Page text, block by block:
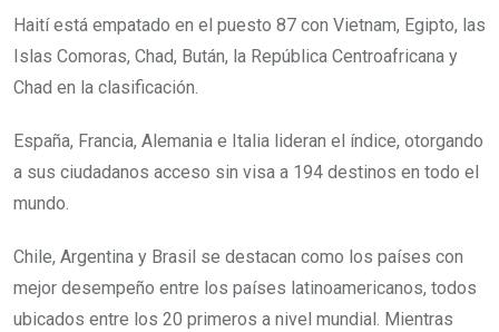
Haití está empatado en el puesto 87 con Vietnam, Egipto, las
Islas Comoras, Chad, Bután, la República Centroafricana y
Chad en la clasificación.
España, Francia, Alemania e Italia lideran el índice, otorgando
a sus ciudadanos acceso sin visa a 194 destinos en todo el
mundo.
Chile, Argentina y Brasil se destacan como los países con
mejor desempeño entre los países latinoamericanos, todos
ubicados entre los 20 primeros a nivel mundial. Mientras